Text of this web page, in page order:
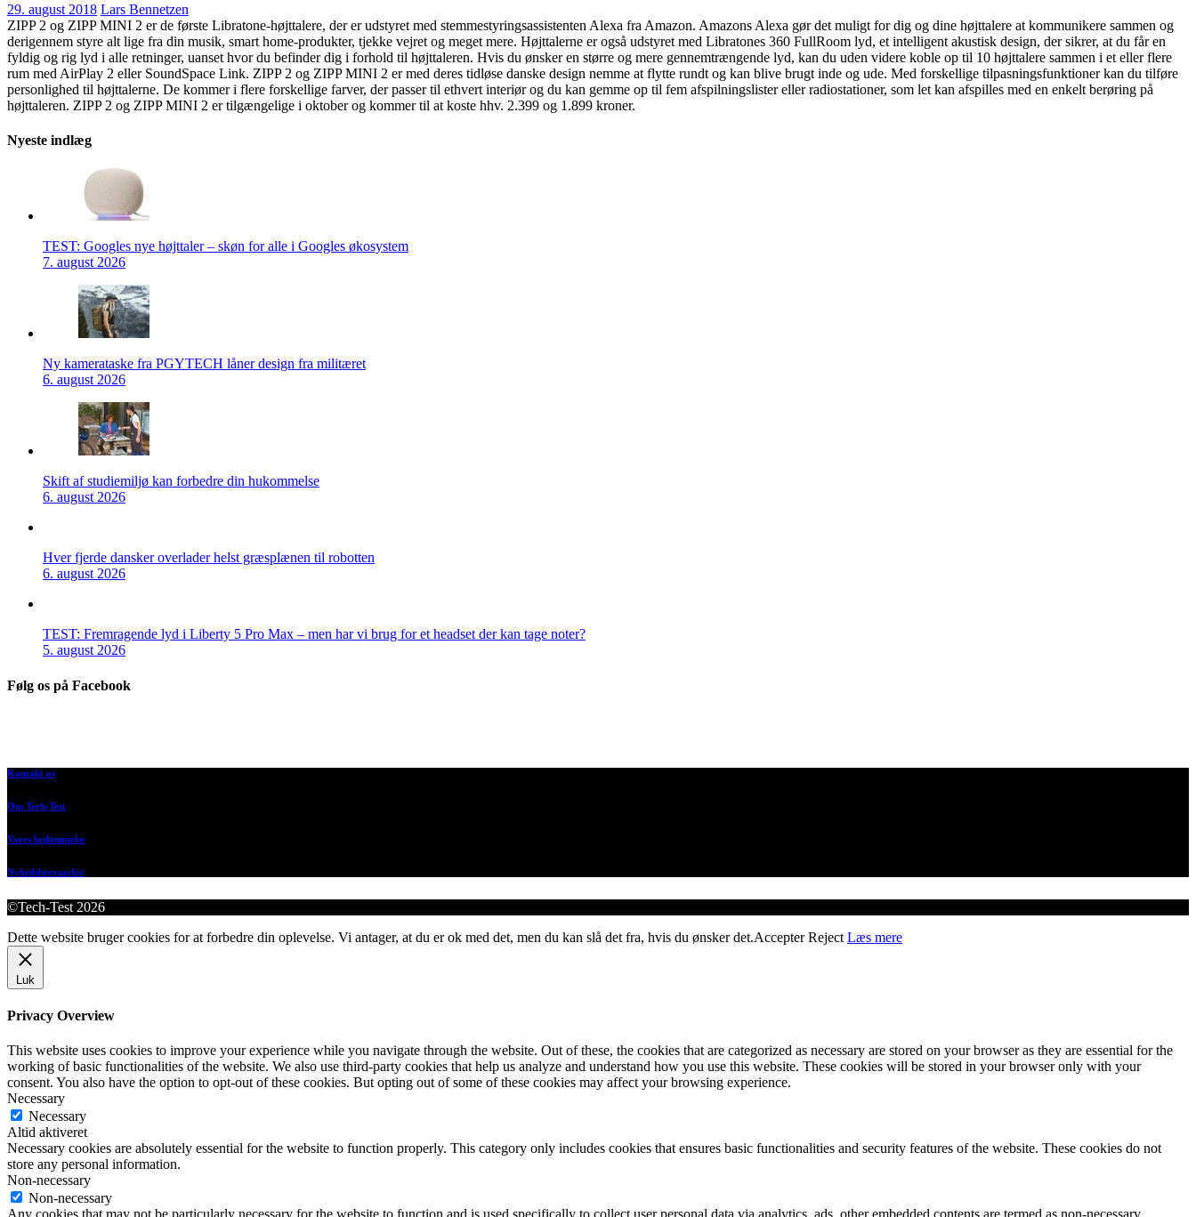
29. august 2018 Lars Bennetzen
ZIPP 2 og ZIPP MINI 2 er de første Libratone-højttalere, der er udstyret med stemmestyringsassistenten Alexa fra Amazon. Amazons Alexa gør det muligt for dig og dine højttalere at kommunikere sammen og
derigennem styre alt lige fra din musik, smart home-produkter, tjekke vejret og meget mere. Højttalerne er også udstyret med Libratones 360 FullRoom lyd, et intelligent akustisk design, der sikrer, at du får en
fyldig og rig lyd i alle retninger, uanset hvor du befinder dig i forhold til højttaleren. Hvis du ønsker en større og mere gennemtrængende lyd, kan du uden videre koble op til 10 højttalere sammen i et eller flere
rum med AirPlay 2 eller SoundSpace Link. ZIPP 2 og ZIPP MINI 2 er med deres tidløse danske design nemme at flytte rundt og kan blive brugt inde og ude. Med forskellige tilpasningsfunktioner kan du tilføre
personlighed til højttalerne. De kommer i flere forskellige farver, der passer til ethvert interiør og du kan gemme op til fem afspilningslister eller radiostationer, som let kan afspilles med en enkelt berøring på
højttaleren. ZIPP 2 og ZIPP MINI 2 er tilgængelige i oktober og kommer til at koste hhv. 2.399 og 1.899 kroner.
Nyeste indlæg
TEST: Googles nye højttaler – skøn for alle i Googles økosystem
7. august 2026
Ny kamerataske fra PGYTECH låner design fra militæret
6. august 2026
Skift af studiemiljø kan forbedre din hukommelse
6. august 2026
Hver fjerde dansker overlader helst græsplænen til robotten
6. august 2026
TEST: Fremragende lyd i Liberty 5 Pro Max – men har vi brug for et headset der kan tage noter?
5. august 2026
Følg os på Facebook
Kontakt os
Om Tech-Test
Vores bedømmelse
Nyhedsbrevsarkiv
©Tech-Test 2026
Dette website bruger cookies for at forbedre din oplevelse. Vi antager, at du er ok med det, men du kan slå det fra, hvis du ønsker det.Accepter Reject Læs mere
Luk
Privacy Overview
This website uses cookies to improve your experience while you navigate through the website. Out of these, the cookies that are categorized as necessary are stored on your browser as they are essential for the
working of basic functionalities of the website. We also use third-party cookies that help us analyze and understand how you use this website. These cookies will be stored in your browser only with your
consent. You also have the option to opt-out of these cookies. But opting out of some of these cookies may affect your browsing experience.
Necessary
Necessary
Altid aktiveret
Necessary cookies are absolutely essential for the website to function properly. This category only includes cookies that ensures basic functionalities and security features of the website. These cookies do not
store any personal information.
Non-necessary
Non-necessary